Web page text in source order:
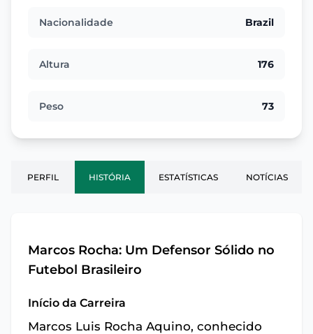
Nacionalidade Brazil
Altura 176
Peso 73
PERFIL HISTÓRIA ESTATÍSTICAS NOTÍCIAS
Marcos Rocha: Um Defensor Sólido no
Futebol Brasileiro
Início da Carreira
Marcos Luis Rocha Aquino, conhecido